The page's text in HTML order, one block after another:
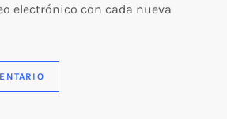
electrónico con cada nueva